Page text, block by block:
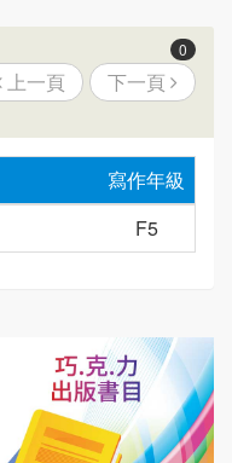
0
上一頁 下一頁
寫作年級
F5